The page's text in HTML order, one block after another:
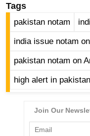
वु
ड
वु
Tags
pakistan notam
india issue notam
pakistan notam on
high alert in pakistan